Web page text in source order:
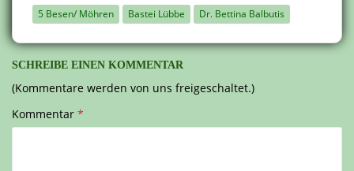
5 Besen/ Möhren Bastei Lübbe Dr. Bettina Balbutis
SCHREIBE EINEN KOMMENTAR
(Kommentare werden von uns freigeschaltet.)
Kommentar *